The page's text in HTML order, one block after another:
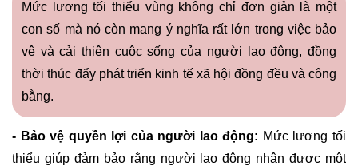
Mức lương tối thiểu vùng không chỉ đơn giản là một
con số mà nó còn mang ý nghĩa rất lớn trong việc bảo
vệ và cải thiện cuộc sống của người lao động, đồng
thời thúc đẩy phát triển kinh tế xã hội đồng đều và công
bằng.
- Bảo vệ quyền lợi của người lao động: Mức lương tối
thiểu giúp đảm bảo rằng người lao động nhận được một